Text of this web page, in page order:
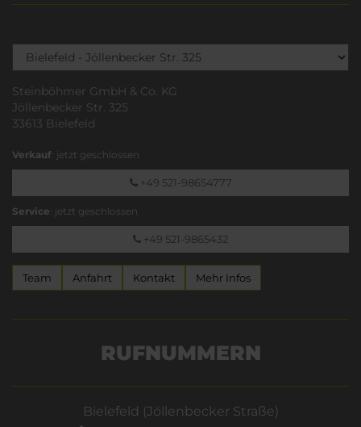
Steinböhmer GmbH & Co. KG
Jöllenbecker Str. 325
33613 Bielefeld
Verkauf: jetzt geschlossen
+49 521-98654777
Service: jetzt geschlossen
+49 521-9865432
Team Anfahrt Kontakt Mehr Infos
RUFNUMMERN
Bielefeld (Jöllenbecker Straße)